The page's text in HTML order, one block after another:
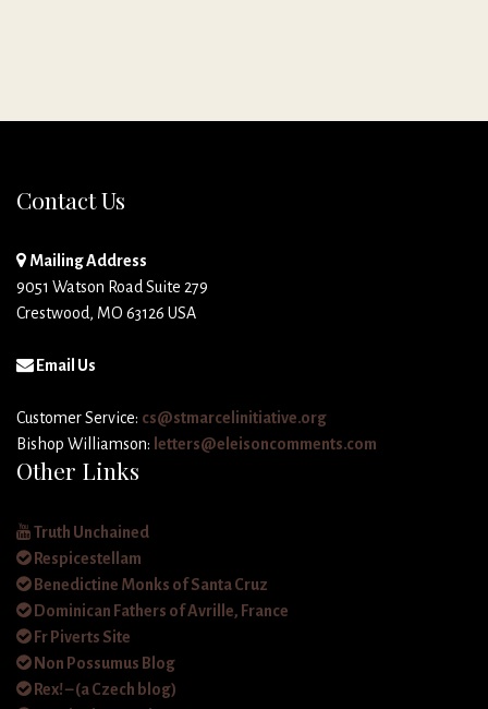
Contact Us
Mailing Address
9051 Watson Road Suite 279
Crestwood, MO 63126 USA
Email Us
Customer Service: cs@stmarcelinitiative.org
Bishop Williamson: letters@eleisoncomments.com
Other Links
Truth Unchained
Respicestellam
Benedictine Monks of Santa Cruz
Dominican Fathers of Avrille, France
Fr Piverts Site
Non Possumus Blog
Rex! – (a Czech blog)